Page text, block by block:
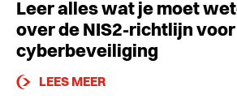
Leer alles wat je moet
over de NIS2-richtlijn voor
cyberbeveiliging
LEES MEER